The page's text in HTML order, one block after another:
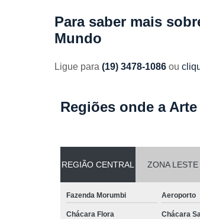
Para saber mais
Mundo
Ligue para (19) 3478-1086 ou
Regiões onde a
REGIÃO CENTRAL ZONA LESTE
Fazenda Morumbi Aeroporto
Chácara Flora Chácara